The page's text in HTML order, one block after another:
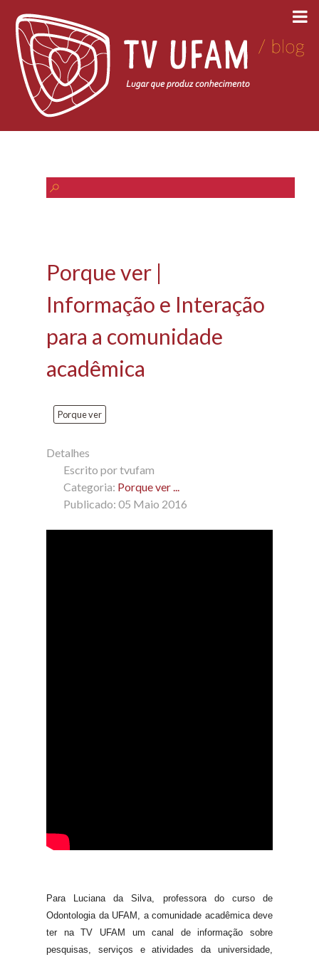
Porque ver |
Informação e Interação
para a comunidade
acadêmica
Porque ver
Detalhes
Escrito portvufam
Categoria: Porque ver ...
Publicado: 05 Maio 2016
Para Luciana da Silva, professora do curso de
Odontologia da UFAM, a comunidade acadêmica deve
ter na TV UFAM um canal de informação sobre
pesquisas, serviços e atividades da universidade,